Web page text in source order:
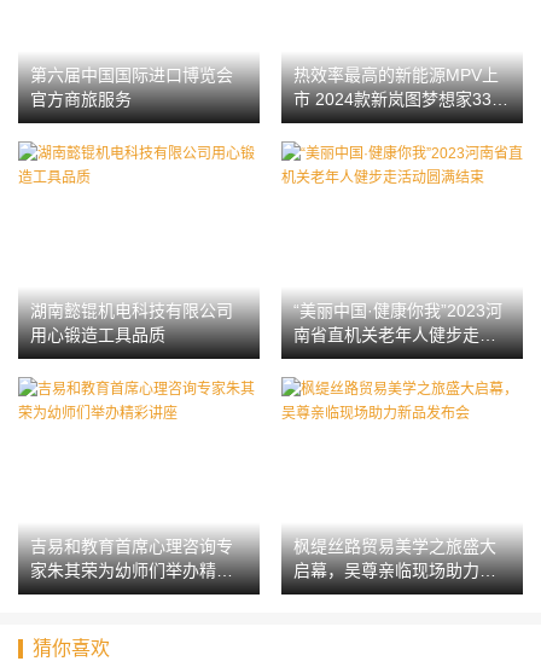
第六届中国国际进口博览会
官方商旅服务
热效率最高的新能源MPV上
市 2024款新岚图梦想家33.9
9万元起售
湖南懿锟机电科技有限公司
用心锻造工具品质
“美丽中国·健康你我”2023河
南省直机关老年人健步走活
动圆满结束
吉易和教育首席心理咨询专
家朱其荣为幼师们举办精彩
讲座
枫缇丝路贸易美学之旅盛大
启幕，吴尊亲临现场助力新
品发布会
猜你喜欢